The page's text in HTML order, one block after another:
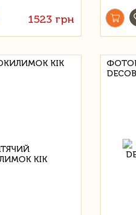
1523 грн
KIK